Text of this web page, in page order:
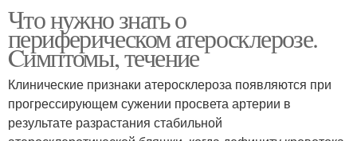
Что нужно знать о
периферическом атеросклерозе.
Cимптомы, течение
Клинические признаки атеросклероза появляются при
прогрессирующем сужении просвета артерии в
результате разрастания стабильной